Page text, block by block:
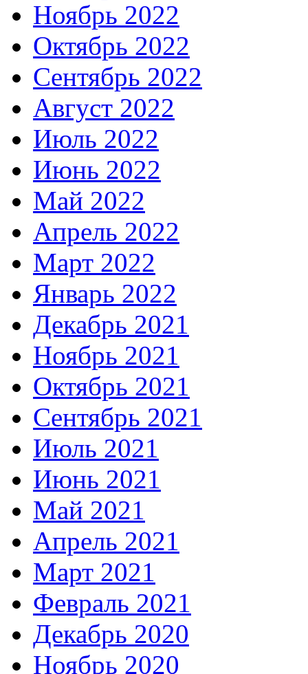
Ноябрь 2022
Октябрь 2022
Сентябрь 2022
Август 2022
Июль 2022
Июнь 2022
Май 2022
Апрель 2022
Март 2022
Январь 2022
Декабрь 2021
Ноябрь 2021
Октябрь 2021
Сентябрь 2021
Июль 2021
Июнь 2021
Май 2021
Апрель 2021
Март 2021
Февраль 2021
Декабрь 2020
Ноябрь 2020